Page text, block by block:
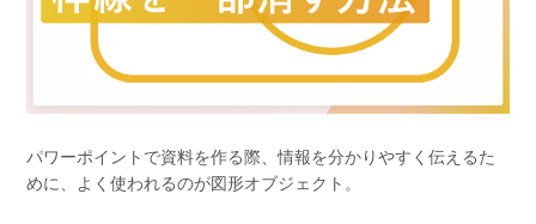
パワーポイントで資料を作る際、情報を分かりやすく伝えるた
めに、よく使われるのが図形オブジェクト。